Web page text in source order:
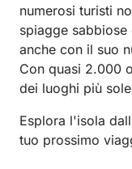
numerosi turisti
spiagge
anche con il suo
Con quasi 2.000
dei luoghi più
Esplora l'isola
tuo prossimo